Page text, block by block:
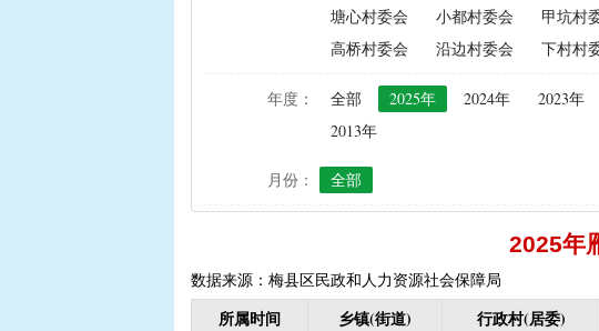
“两不具备”贫困村庄搬迁（已结束） |
省定贫困村创建社会主义新农村示范
接生员和赤脚医生生活困难补助资金
计划生育手术并发症人员特别扶助
城镇独生子女父母计划生育奖励
| 义务教育阶段家庭经济困难学生生活
普通高中建档立卡和非建档立卡免学
| 高中残疾学生免学杂费补助（合并到“
学前教育资助 建档立卡学生生活
塘心村委会
小都村委会 甲坑村
高桥村委会
沿边村委会 下村村
年度： 全部 2025年 2024年 2023年
2013年
月份： 全部
2025年
数据来源：梅县区民政和人力资源社会保障局
所属时间 乡镇(街道) 行政村(居委)